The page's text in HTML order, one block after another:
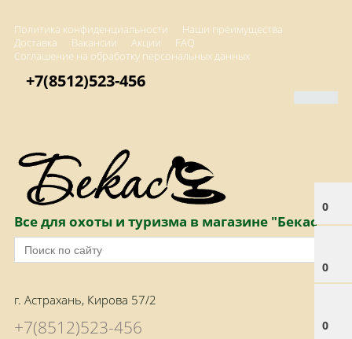
Политика конфиденциальности
Наши преимущества
Доставка
Вакансии Акции
FAQ
Соглашение на обработку персональных данных
0
0
0
+7(8512)523-456
Все для охоты и туризма в магазине "Бекас"
г. Астрахань, Кирова 57/2
+7(8512)523-456